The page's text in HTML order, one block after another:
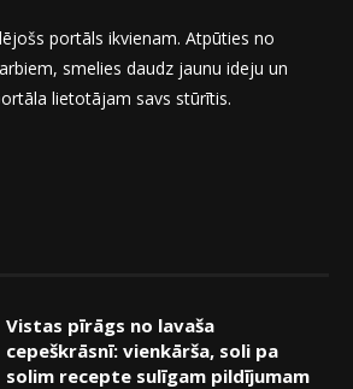
portāls ikvienam. Atpūties no
smelies daudz jaunu ideju un
lietotājam savs stūrītis.
Vistas pīrāgs no lavaša
cepeškrāsnī: vienkārša, soli pa
solim recepte sulīgam pildījumam